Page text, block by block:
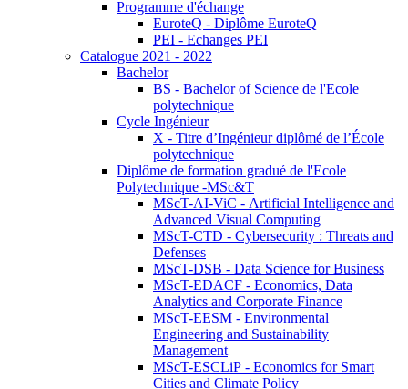
Programme d'échange
EuroteQ - Diplôme EuroteQ
PEI - Echanges PEI
Catalogue 2021 - 2022
Bachelor
BS - Bachelor of Science de l'Ecole
polytechnique
Cycle Ingénieur
X - Titre d’Ingénieur diplômé de l’École
polytechnique
Diplôme de formation gradué de l'Ecole
Polytechnique -MSc&T
MScT-AI-ViC - Artificial Intelligence and
Advanced Visual Computing
MScT-CTD - Cybersecurity : Threats and
Defenses
MScT-DSB - Data Science for Business
MScT-EDACF - Economics, Data
Analytics and Corporate Finance
MScT-EESM - Environmental
Engineering and Sustainability
Management
MScT-ESCLiP - Economics for Smart
Cities and Climate Policy